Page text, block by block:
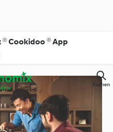
® Cookidoo ® App
Suchen